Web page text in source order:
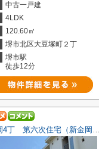
中古一戸建
4LDK
120.60㎡
堺市北区大豆塚町２丁
堺市駅
徒歩12分
新金岡4丁 第六次住宅（新